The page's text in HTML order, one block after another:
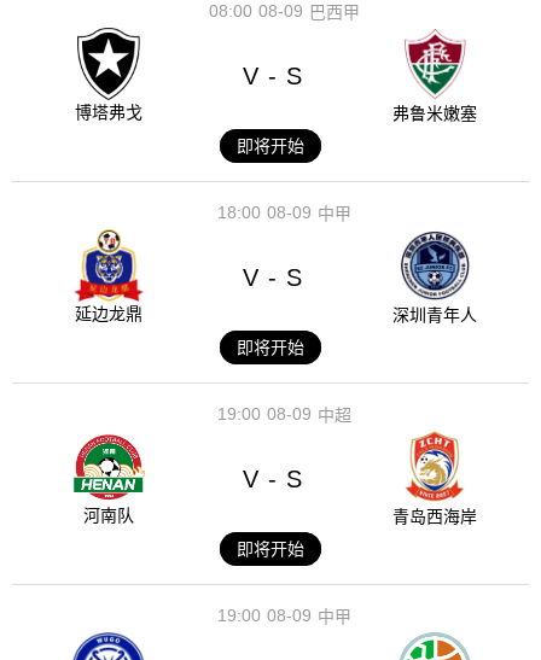
08-09
08:00 巴西甲
博塔弗戈
V - S
弗鲁米嫩塞
即将开始
08-09
18:00 中甲
延边龙鼎
V - S
深圳青年人
即将开始
08-09
19:00 中超
河南队
V - S
青岛西海岸
即将开始
08-09
19:00 中甲